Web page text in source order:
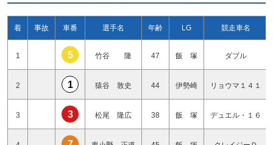
着 事故 車番 選手名 年齢 LG 競走車名
1 5 竹谷 隆 47 飯 塚 ダブル
2 1 猿谷 敦史 44 伊勢崎 リョウマ１４１
3 3 松尾 隆広 38 飯 塚 デュエル・１６